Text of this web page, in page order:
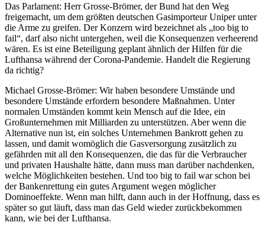
Das Parlament: Herr Grosse-Brömer, der Bund hat den Weg
freigemacht, um dem größten deutschen Gasimporteur Uniper unter
die Arme zu greifen. Der Konzern wird bezeichnet als „too big to
fail“, darf also nicht untergehen, weil die Konsequenzen verheerend
wären. Es ist eine Beteiligung geplant ähnlich der Hilfen für die
Lufthansa während der Corona-Pandemie. Handelt die Regierung
da richtig?
Michael Grosse-Brömer: Wir haben besondere Umstände und
besondere Umstände erfordern besondere Maßnahmen. Unter
normalen Umständen kommt kein Mensch auf die Idee, ein
Großunternehmen mit Milliarden zu unterstützen. Aber wenn die
Alternative nun ist, ein solches Unternehmen Bankrott gehen zu
lassen, und damit womöglich die Gasversorgung zusätzlich zu
gefährden mit all den Konsequenzen, die das für die Verbraucher
und privaten Haushalte hätte, dann muss man darüber nachdenken,
welche Möglichkeiten bestehen. Und too big to fail war schon bei
der Bankenrettung ein gutes Argument wegen möglicher
Dominoeffekte. Wenn man hilft, dann auch in der Hoffnung, dass es
später so gut läuft, dass man das Geld wieder zurückbekommen
kann, wie bei der Lufthansa.